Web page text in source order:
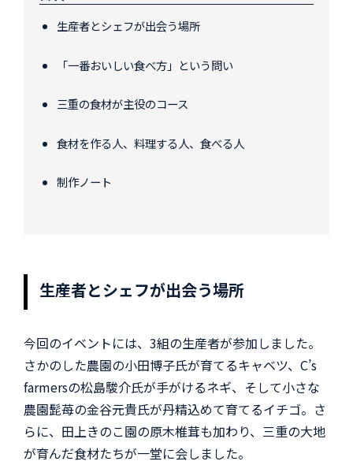
生産者とシェフが出会う場所
「一番おいしい食べ方」という問い
三重の食材が主役のコース
食材を作る人、料理する人、食べる人
制作ノート
生産者とシェフが出会う場所
今回のイベントには、3組の生産者が参加しました。
さかのした農園の小田博子氏が育てるキャベツ、C’s
farmersの松島駿介氏が手がけるネギ、そして小さな
農園髭苺の金谷元貴氏が丹精込めて育てるイチゴ。さ
らに、田上きのこ園の原木椎茸も加わり、三重の大地
が育んだ食材たちが一堂に会しました。